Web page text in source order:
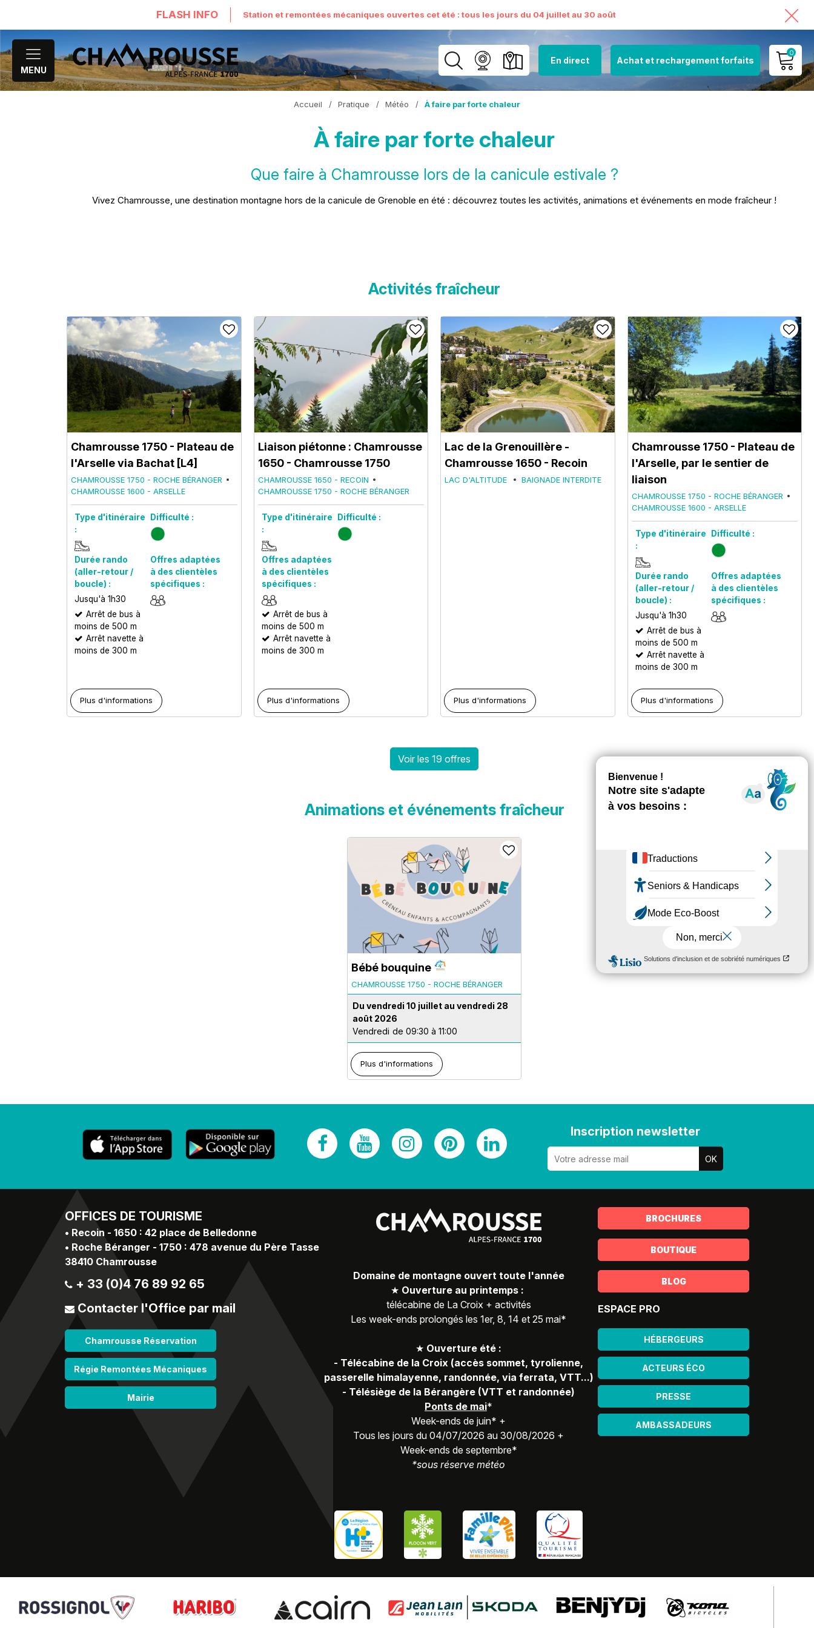
FLASH INFO Station et remontées mécaniques ouvertes cet été : tous les jours du 04 juillet au 30 août
MENU
En direct Achat et rechargement forfaits
0
MON COMPTE
Accueil / Pratique / Météo / À faire par forte chaleur
À faire par forte chaleur
Que faire à Chamrousse lors de la canicule estivale ?
Vivez Chamrousse, une destination montagne hors de la canicule de Grenoble en été : découvrez toutes les activités, animations et événements en mode fraîcheur !
Activités fraîcheur
Chamrousse 1750 - Plateau de
l'Arselle via Bachat [L4]
CHAMROUSSE 1750 - ROCHE BÉRANGER
CHAMROUSSE 1600 - ARSELLE
Type d'itinéraire
:
Difficulté :
Durée rando
(aller-retour /
boucle) :
Jusqu'à 1h30
Offres adaptées
à des clientèles
spécifiques :
Arrêt de bus à
moins de 500 m
Arrêt navette à
moins de 300 m
Plus d'informations
Liaison piétonne : Chamrousse
1650 - Chamrousse 1750
CHAMROUSSE 1650 - RECOIN
CHAMROUSSE 1750 - ROCHE BÉRANGER
Type d'itinéraire
:
Difficulté :
Offres adaptées
à des clientèles
spécifiques :
Arrêt de bus à
moins de 500 m
Arrêt navette à
moins de 300 m
Plus d'informations
Lac de la Grenouillère -
Chamrousse 1650 - Recoin
LAC D'ALTITUDE BAIGNADE INTERDITE
Plus d'informations
Chamrousse 1750 - Plateau de
l'Arselle, par le sentier de
liaison
CHAMROUSSE 1750 - ROCHE BÉRANGER
CHAMROUSSE 1600 - ARSELLE
Type d'itinéraire
:
Difficulté :
Durée rando
(aller-retour /
boucle) :
Jusqu'à 1h30
Offres adaptées
à des clientèles
spécifiques :
Arrêt de bus à
moins de 500 m
Arrêt navette à
moins de 300 m
Plus d'informations
Voir les 19 offres
Animations et événements fraîcheur
Bébé bouquine
CHAMROUSSE 1750 - ROCHE BÉRANGER
Du vendredi 10 juillet au vendredi 28
août 2026
Vendredi de 09:30 à 11:00
Plus d'informations
Inscription newsletter
OFFICES DE TOURISME
• Recoin - 1650 : 42 place de Belledonne
• Roche Béranger - 1750 : 478 avenue du Père Tasse
38410 Chamrousse
+ 33 (0)4 76 89 92 65
Contacter l'Office par mail
Chamrousse Réservation
Régie Remontées Mécaniques
Mairie
Domaine de montagne ouvert toute l'année
★ Ouverture au printemps :
télécabine de La Croix + activités
Les week-ends prolongés les 1er, 8, 14 et 25 mai*
★ Ouverture été :
- Télécabine de la Croix (accès sommet, tyrolienne,
passerelle himalayenne, randonnée, via ferrata, VTT...)
- Télésiège de la Bérangère (VTT et randonnée)
Ponts de mai*
Week-ends de juin* +
Tous les jours du 04/07/2026 au 30/08/2026 +
Week-ends de septembre*
*sous réserve météo
BROCHURES
BOUTIQUE
BLOG
ESPACE PRO
HÉBERGEURS
ACTEURS ÉCO
PRESSE
AMBASSADEURS